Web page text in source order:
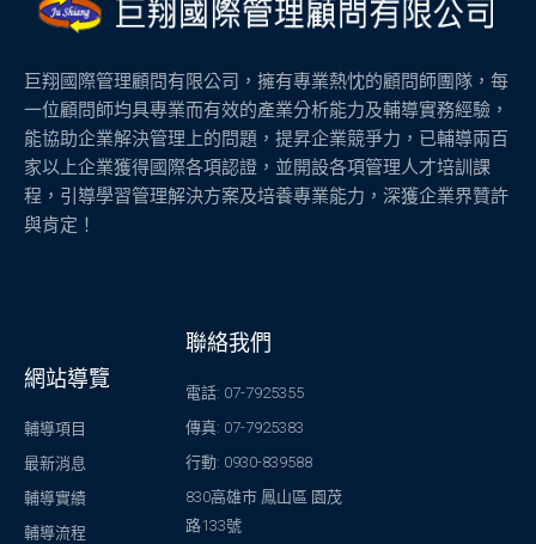
巨翔國際管理顧問有限公司，擁有專業熱忱的顧問師團隊，每
一位顧問師均具專業而有效的產業分析能力及輔導實務經驗，
能協助企業解決管理上的問題，提昇企業競爭力，已輔導兩百
家以上企業獲得國際各項認證，並開設各項管理人才培訓課
程，引導學習管理解決方案及培養專業能力，深獲企業界贊許
與肯定！
網站導覽
輔導項目
最新消息
輔導實績
輔導流程
聯絡我們
電話: 07-7925355
傳真: 07-7925383
行動: 0930-839588
830高雄市 鳳山區 園茂
路133號